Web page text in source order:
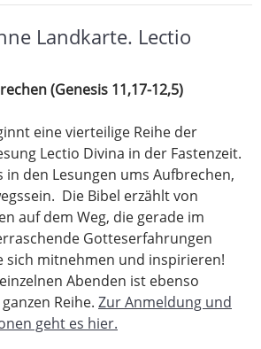
Landkarte. Lectio
(Genesis 11,17-12,5)
eine vierteilige Reihe der
Lectio Divina in der Fastenzeit.
in den Lesungen ums Aufbrechen,
Die Bibel erzählt von
auf dem Weg, die gerade im
Gotteserfahrungen
sich mitnehmen und inspirieren!
Abenden ist ebenso
Reihe. Zur Anmeldung und
geht es hier.